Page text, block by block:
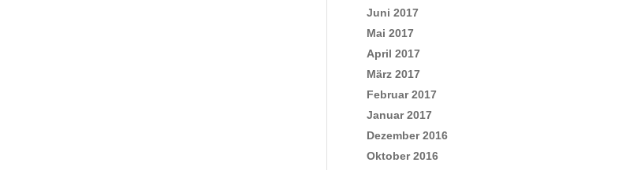
Juni 2017
Mai 2017
April 2017
März 2017
Februar 2017
Januar 2017
Dezember 2016
Oktober 2016